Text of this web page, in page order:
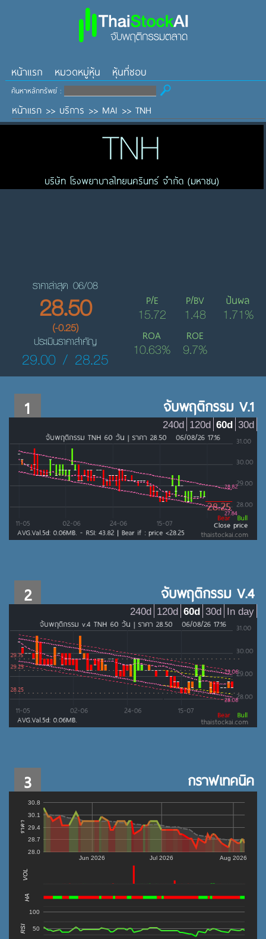
หน้าแรก หมวดหมู่หุ้น หุ้นที่ชอบ
ค้นหาหลักทรัพย์ :
หน้าแรก >> บริการ >> MAI >> TNH
TNH
บริษัท โรงพยาบาลไทยนครินทร์ จำกัด (มหาชน)
ราคาล่าสุด 06/08
28.50
(-0.25)
ประเมินราคาสำคัญ
29.00 / 28.25
P/E
15.72
P/BV
1.48
ปันผล
1.71%
ROA
10.63%
ROE
9.7%
1 จับพฤติกรรม V.1
30d
60d
120d
240d
2 จับพฤติกรรม V.4
In day
30d
60d
120d
240d
3 กราฟเทคนิค
Jun 2026 Jul 2026 Aug 2026
28.0
28.7
29.4
30.1
30.8
ราคา
VOL
HA
50
100
RSI